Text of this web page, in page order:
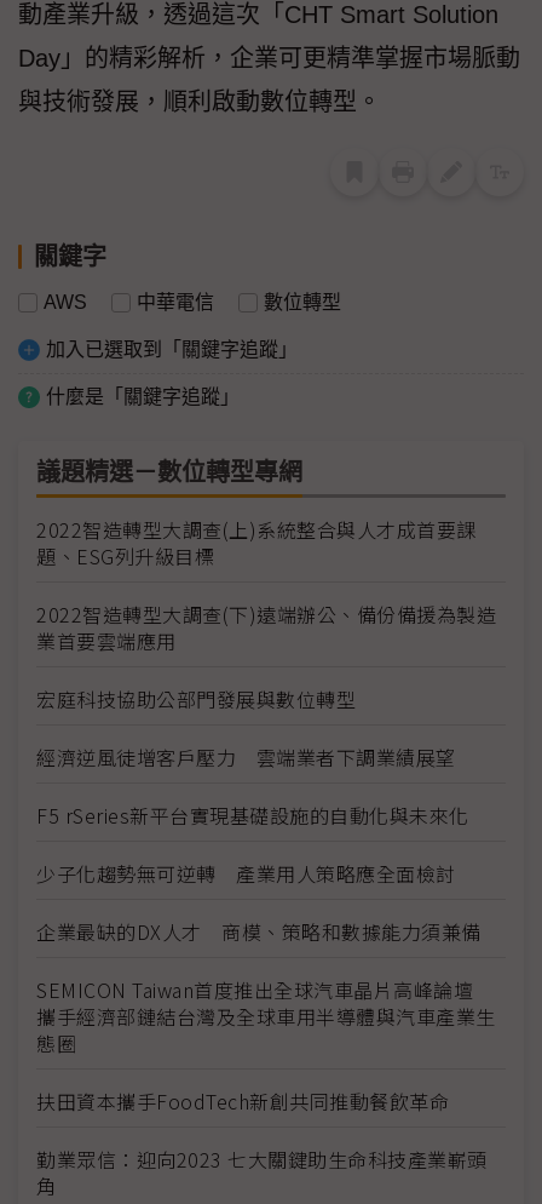
動產業升級，透過這次「CHT Smart Solution
Day」的精彩解析，企業可更精準掌握市場脈動
與技術發展，順利啟動數位轉型。
關鍵字
AWS 中華電信 數位轉型
加入已選取到「關鍵字追蹤」
什麼是「關鍵字追蹤」
議題精選－數位轉型專網
2022智造轉型大調查(上)系統整合與人才成首要課
題、ESG列升級目標
2022智造轉型大調查(下)遠端辦公、備份備援為製造
業首要雲端應用
宏庭科技協助公部門發展與數位轉型
經濟逆風徒增客戶壓力 雲端業者下調業績展望
F5 rSeries新平台實現基礎設施的自動化與未來化
少子化趨勢無可逆轉 產業用人策略應全面檢討
企業最缺的DX人才 商模、策略和數據能力須兼備
SEMICON Taiwan首度推出全球汽車晶片高峰論壇
攜手經濟部鏈結台灣及全球車用半導體與汽車產業生
態圈
扶田資本攜手FoodTech新創共同推動餐飲革命
勤業眾信：迎向2023 七大關鍵助生命科技產業嶄頭
角